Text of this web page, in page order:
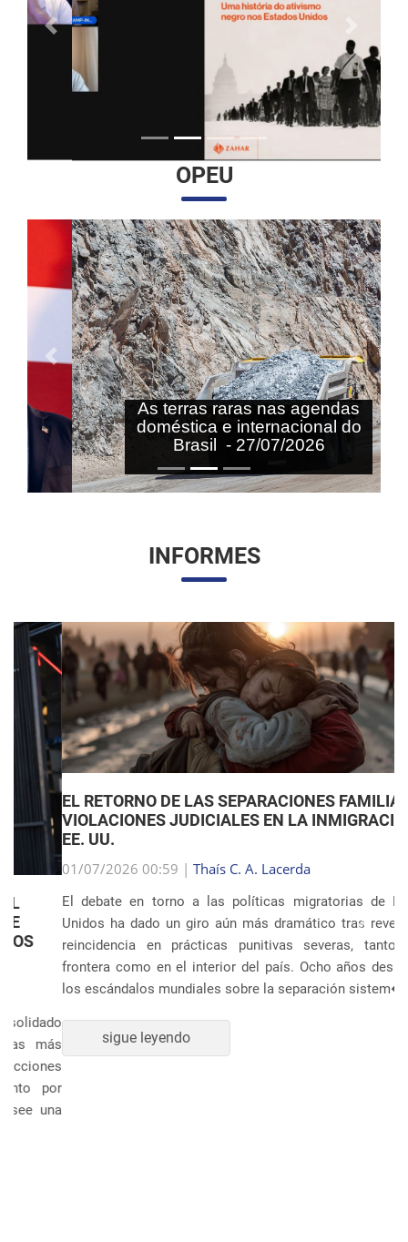
Anterior
OPEU
As terras raras nas agendas
doméstica e internacional do
Brasil - 27/07/2026
Anterior Próximo
INFORMES
EL RETORNO DE LAS SEPARACIONES FAMILIARES:
VIOLACIONES JUDICIALES EN LA INMIGRACIÓN DE
EE. UU.
01/07/2026 00:59 |Thaís C. A. Lacerda
El debate en torno a las políticas migratorias de Estados
Unidos ha dado un giro aún más dramático tras revelarse la
reincidencia en prácticas punitivas severas, tanto en la
frontera como en el interior del país. Ocho años después de
los escándalos mundiales sobre la separación sistem�...
sigue leyendo
Anterior